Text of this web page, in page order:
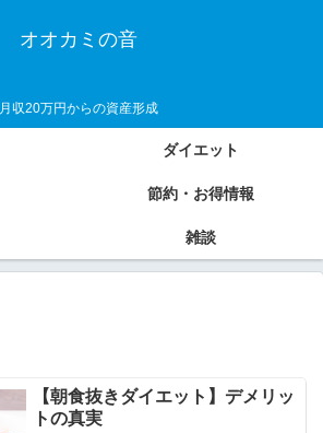
オオカミの音
月収20万円からの資産形成
ダイエット
節約・お得情報
雑談
【朝食抜きダイエット】デメリッ
トの真実